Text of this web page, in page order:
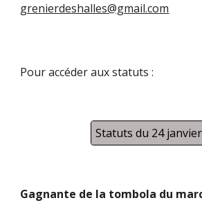
grenierdeshalles@gmail.com
Pour accéder aux statuts :
Gagnante de la tombola du